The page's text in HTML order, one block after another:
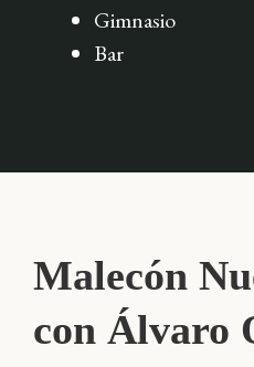
Gimnasio
Bar
Malecón
con Álvaro